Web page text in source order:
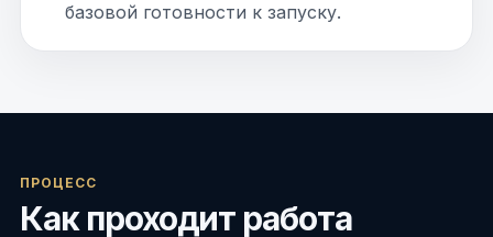
базовой готовности к запуску.
ПРОЦЕСС
Как проходит работа